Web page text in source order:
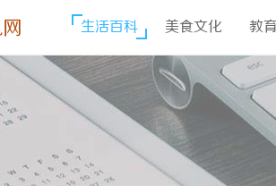
生活百科 美食文化 教